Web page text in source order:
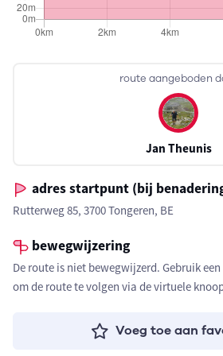
route aangeboden
Jan Theunis
adres startpunt (bij
Rutterweg 85, 3700 Tongeren, BE
bewegwijzering
De route is niet bewegwijzerd. Gebruik
om de route te volgen via de virtuele
Voeg toe aan